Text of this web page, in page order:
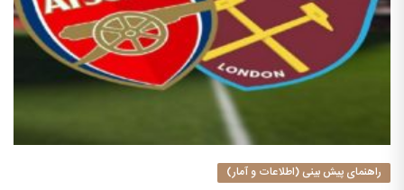
راهنمای پیش بینی (اطلاعات و آمار)